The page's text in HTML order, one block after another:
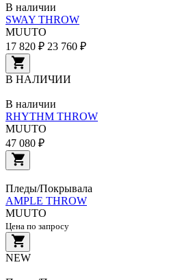
В наличии
SWAY THROW
MUUTO
17 820 ₽ 23 760 ₽
В НАЛИЧИИ
В наличии
RHYTHM THROW
MUUTO
47 080 ₽
Пледы/Покрывала
AMPLE THROW
MUUTO
Цена по запросу
NEW